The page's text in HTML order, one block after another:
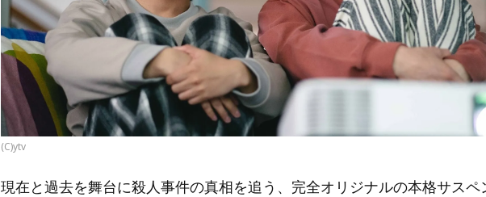
(C)ytv
現在と過去を舞台に殺人事件の真相を追う、完全オリジナルの本格サスペ